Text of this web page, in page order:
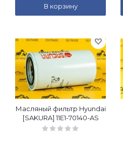
В корзину
Масляный фильтр Hyundai
[SAKURA] 11E1-70140-AS